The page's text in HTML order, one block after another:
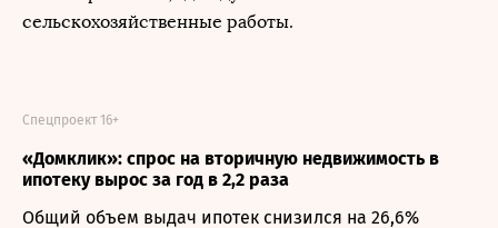
сельскохозяйственные работы.
«Домклик»: спрос на вторичную недвижимость в
ипотеку вырос за год в 2,2 раза
Спецпроект 16+
Общий объем выдач ипотек снизился на 26,6%